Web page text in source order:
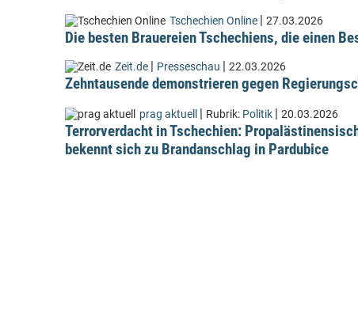
Tschechien Online | 27.03.2026
Die besten Brauereien Tschechiens, die einen
Zeit.de | Presseschau | 22.03.2026
Zehntausende demonstrieren gegen
prag aktuell | Rubrik: Politik | 20.03.2026
Terrorverdacht in Tschechien:
bekennt sich zu Brandanschlag in Pardubice